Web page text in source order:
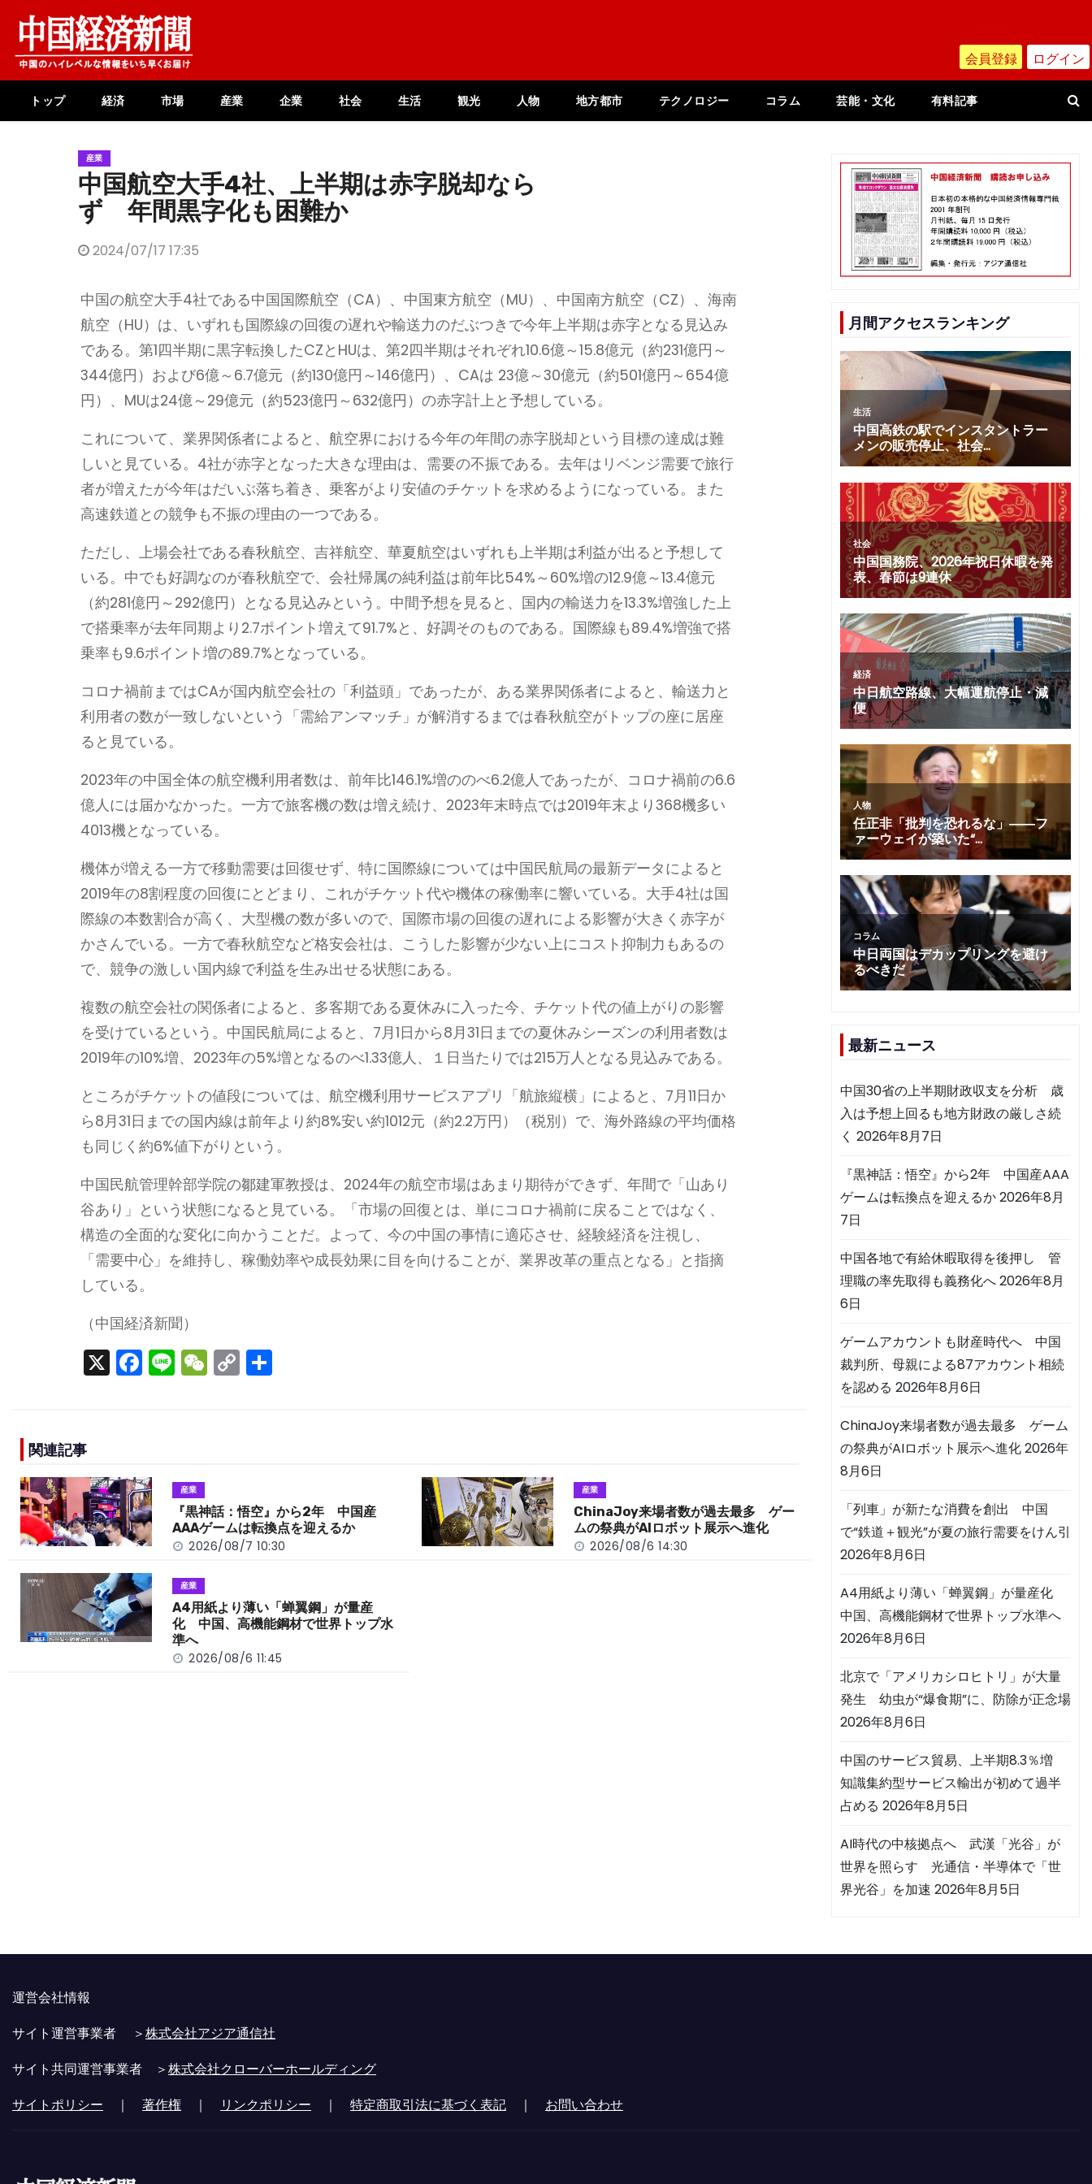
content
会員登録 ログイン
トップ 経済 市場 産業 企業 社会 生活 観光 人物 地方都市 テクノロジー コラム 芸能・文化 有料記事
産業
中国航空大手4社、上半期は赤字脱却なら
ず 年間黒字化も困難か
2024/07/17 17:35
中国の航空大手4社である中国国際航空（CA）、中国東方航空（MU）、中国南方航空（CZ）、海南
航空（HU）は、いずれも国際線の回復の遅れや輸送力のだぶつきで今年上半期は赤字となる見込み
である。第1四半期に黒字転換したCZとHUは、第2四半期はそれぞれ10.6億～15.8億元（約231億円～
344億円）および6億～6.7億元（約130億円～146億円）、CAは 23億～30億元（約501億円～654億
円）、MUは24億～29億元（約523億円～632億円）の赤字計上と予想している。
これについて、業界関係者によると、航空界における今年の年間の赤字脱却という目標の達成は難
しいと見ている。4社が赤字となった大きな理由は、需要の不振である。去年はリベンジ需要で旅行
者が増えたが今年はだいぶ落ち着き、乗客がより安値のチケットを求めるようになっている。また
高速鉄道との競争も不振の理由の一つである。
ただし、上場会社である春秋航空、吉祥航空、華夏航空はいずれも上半期は利益が出ると予想して
いる。中でも好調なのが春秋航空で、会社帰属の純利益は前年比54%～60%増の12.9億～13.4億元
（約281億円～292億円）となる見込みという。中間予想を見ると、国内の輸送力を13.3%増強した上
で搭乗率が去年同期より2.7ポイント増えて91.7%と、好調そのものである。国際線も89.4%増強で搭
乗率も9.6ポイント増の89.7%となっている。
コロナ禍前まではCAが国内航空会社の「利益頭」であったが、ある業界関係者によると、輸送力と
利用者の数が一致しないという「需給アンマッチ」が解消するまでは春秋航空がトップの座に居座
ると見ている。
2023年の中国全体の航空機利用者数は、前年比146.1%増ののべ6.2億人であったが、コロナ禍前の6.6
億人には届かなかった。一方で旅客機の数は増え続け、2023年末時点では2019年末より368機多い
4013機となっている。
機体が増える一方で移動需要は回復せず、特に国際線については中国民航局の最新データによると
2019年の8割程度の回復にとどまり、これがチケット代や機体の稼働率に響いている。大手4社は国
際線の本数割合が高く、大型機の数が多いので、国際市場の回復の遅れによる影響が大きく赤字が
かさんでいる。一方で春秋航空など格安会社は、こうした影響が少ない上にコスト抑制力もあるの
で、競争の激しい国内線で利益を生み出せる状態にある。
複数の航空会社の関係者によると、多客期である夏休みに入った今、チケット代の値上がりの影響
を受けているという。中国民航局によると、7月1日から8月31日までの夏休みシーズンの利用者数は
2019年の10%増、2023年の5%増となるのべ1.33億人、１日当たりでは215万人となる見込みである。
ところがチケットの値段については、航空機利用サービスアプリ「航旅縦横」によると、7月11日か
ら8月31日までの国内線は前年より約8%安い約1012元（約2.2万円）（税別）で、海外路線の平均価格
も同じく約6%値下がりという。
中国民航管理幹部学院の鄒建軍教授は、2024年の航空市場はあまり期待ができず、年間で「山あり
谷あり」という状態になると見ている。「市場の回復とは、単にコロナ禍前に戻ることではなく、
構造の全面的な変化に向かうことだ。よって、今の中国の事情に適応させ、経験経済を注視し、
「需要中心」を維持し、稼働効率や成長効果に目を向けることが、業界改革の重点となる」と指摘
している。
（中国経済新聞）
X F
a
o
o
k
Li
n
W
e
C
o
k
関連記事
産業
『黒神話：悟空』から2年 中国産
AAAゲームは転換点を迎えるか
2026/08/7 10:30
産業
ChinaJoy来場者数が過去最多 ゲー
ムの祭典がAIロボット展示へ進化
2026/08/6 14:30
産業
A4用紙より薄い「蝉翼鋼」が量産
化 中国、高機能鋼材で世界トップ水
準へ
2026/08/6 11:45
月間アクセスランキング
最新ニュース
中国30省の上半期財政収支を分析 歳
入は予想上回るも地方財政の厳しさ続
く 2026年8月7日
『黒神話：悟空』から2年 中国産AAA
ゲームは転換点を迎えるか2026年8月
7日
中国各地で有給休暇取得を後押し 管
理職の率先取得も義務化へ2026年8月
6日
ゲームアカウントも財産時代へ 中国
裁判所、母親による87アカウント相続
を認める 2026年8月6日
ChinaJoy来場者数が過去最多 ゲーム
の祭典がAIロボット展示へ進化2026年
8月6日
「列車」が新たな消費を創出 中国
で“鉄道＋観光”が夏の旅行需要をけん引
2026年8月6日
A4用紙より薄い「蝉翼鋼」が量産化
中国、高機能鋼材で世界トップ水準へ
2026年8月6日
北京で「アメリカシロヒトリ」が大量
発生 幼虫が“爆食期”に、防除が正念場
2026年8月6日
中国のサービス貿易、上半期8.3％増
知識集約型サービス輸出が初めて過半
占める 2026年8月5日
AI時代の中核拠点へ 武漢「光谷」が
世界を照らす 光通信・半導体で「世
界光谷」を加速 2026年8月5日
運営会社情報
サイト運営事業者 ＞株式会社アジア通信社
サイト共同運営事業者 ＞株式会社クローバーホールディング
サイトポリシー ｜ 著作権 ｜ リンクポリシー ｜ 特定商取引法に基づく表記 ｜ お問い合わせ